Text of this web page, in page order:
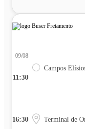
11:30
09/08
Campos
16:30 Terminal de